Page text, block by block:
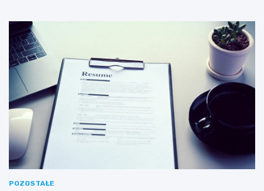
POZOSTAŁE